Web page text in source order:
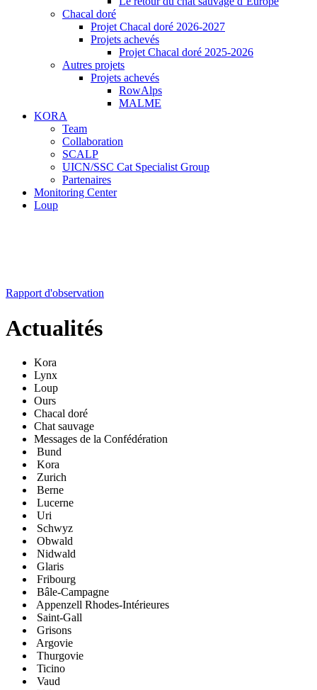
Chacal doré
Projet Chacal doré 2026-2027
Projets achevés
Projet Chacal doré 2025-2026
Autres projets
Projets achevés
RowAlps
MALME
KORA
Team
Collaboration
SCALP
UICN/SSC Cat Specialist Group
Partenaires
Monitoring Center
Loup
Rapport d'observation
Actualités
Kora
Lynx
Loup
Ours
Chacal doré
Chat sauvage
Messages de la Confédération
Bund
Kora
Zurich
Berne
Lucerne
Uri
Schwyz
Obwald
Nidwald
Glaris
Fribourg
Bâle-Campagne
Appenzell Rhodes-Intérieures
Saint-Gall
Grisons
Argovie
Thurgovie
Ticino
Vaud